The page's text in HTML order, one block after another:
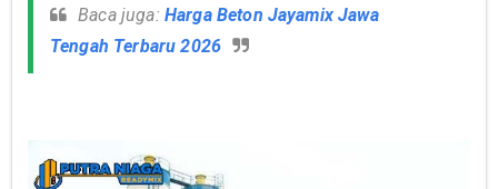
Baca juga: Harga Beton Jayamix Jawa
Tengah Terbaru 2026